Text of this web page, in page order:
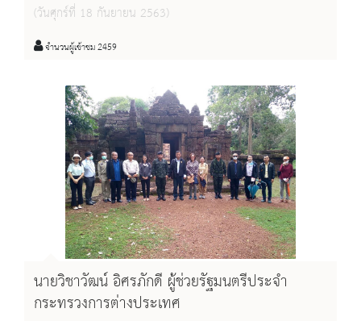
(วันศุกร์ที่ 18 กันยายน 2563)
จำนวนผู้เข้าชม 2459
นายวิชาวัฒน์ อิศรภักดี ผู้ช่วยรัฐมนตรีประจำ
กระทรวงการต่างประเทศ